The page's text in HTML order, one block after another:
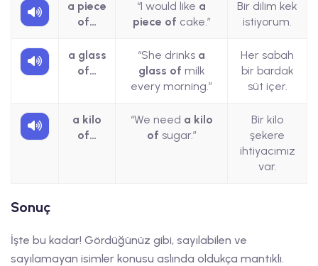
a piece
of…
“I would like a
piece of cake.”
Bir dilim kek
istiyorum.
a glass
of…
“She drinks a
glass of milk
every morning.”
Her sabah
bir bardak
süt içer.
a kilo
of…
“We need a kilo
of sugar.”
Bir kilo
şekere
ihtiyacımız
var.
Sonuç
İşte bu kadar! Gördüğünüz gibi, sayılabilen ve
sayılamayan isimler konusu aslında oldukça mantıklı.